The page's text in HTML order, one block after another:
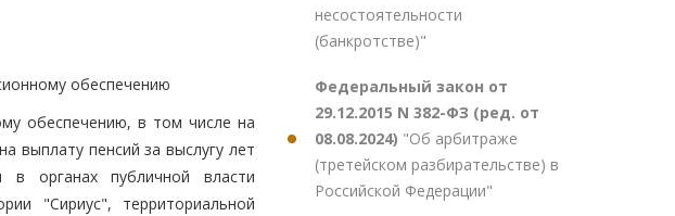
обеспечению
обеспечению, в том числе на
выплату пенсий за выслугу лет
в органах публичной власти
"Сириус", территориальной
несостоятельности
(банкротстве)"
Федеральный закон от
29.12.2015 N 382-ФЗ (ред. от
08.08.2024) "Об арбитраже
(третейском разбирательстве) в
Российской Федерации"